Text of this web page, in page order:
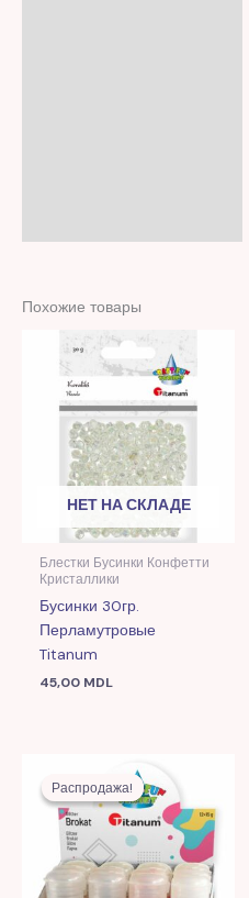
Похожие товары
НЕТ НА СКЛАДЕ
Блестки Бусинки Конфетти
Кристаллики
Бусинки 30гр.
Перламутровые
Titanum
45,00 MDL
Распродажа!
Распродажа!
цена
составляла
18,00 MDL.
цена:
7,00 MDL.